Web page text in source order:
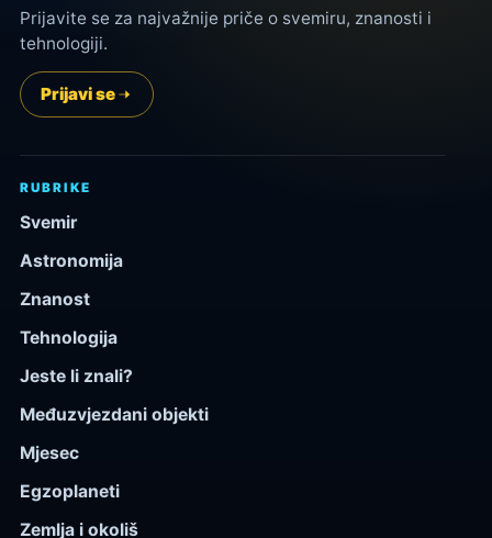
Prijavite se za najvažnije priče o svemiru, znanosti i
tehnologiji.
Prijavi se
RUBRIKE
Svemir
Astronomija
Znanost
Tehnologija
Jeste li znali?
Međuzvjezdani objekti
Mjesec
Egzoplaneti
Zemlja i okoliš